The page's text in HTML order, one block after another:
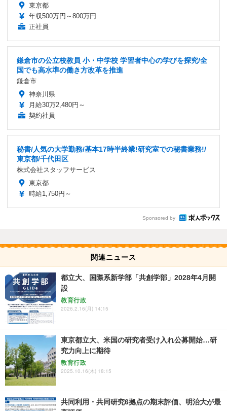
東京都
年収500万円～800万円
正社員
鎌倉市の公立校教員 小・中学校 学習者中心の学びを探究/全
国でも高水準の働き方改革を推進
鎌倉市
神奈川県
月給30万2,480円～
契約社員
秘書/人気の大学勤務/基本17時半終業!研究室での秘書業務!/
東京都/千代田区
株式会社スタッフサービス
東京都
時給1,750円～
Sponsored by
関連ニュース
都立大、国際系新学部「共創学部」2028年4月開
設
教育行政
2026.2.16(月) 14:15
東京都立大、米国の研究者受け入れ公募開始…研
究力向上に期待
教育行政
2025.10.16(木) 18:15
共同利用・共同研究6拠点の期末評価、明治大が最